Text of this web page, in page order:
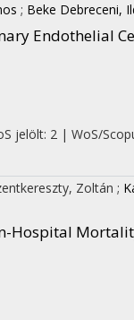
; Beke Debreceni,
Endothelial
jelölt: 2 | WoS/
Zoltán ;
Mortality